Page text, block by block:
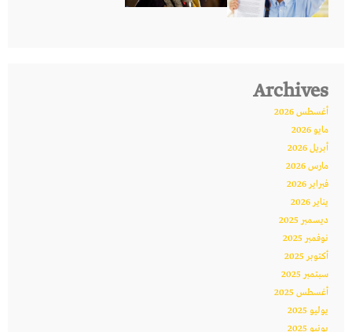
Archives
أغسطس 2026
مايو 2026
أبريل 2026
مارس 2026
فبراير 2026
يناير 2026
ديسمبر 2025
نوفمبر 2025
أكتوبر 2025
سبتمبر 2025
أغسطس 2025
يوليو 2025
يونيو 2025